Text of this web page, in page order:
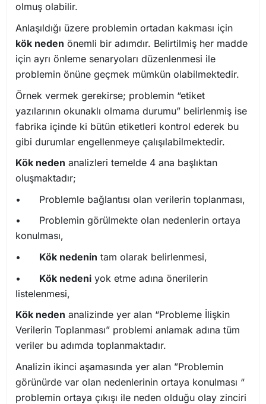
olmuş olabilir.
Anlaşıldığı üzere problemin ortadan kakması için
kök neden önemli bir adımdır. Belirtilmiş her madde
için ayrı önleme senaryoları düzenlenmesi ile
problemin önüne geçmek mümkün olabilmektedir.
Örnek vermek gerekirse; problemin “etiket
yazılarının okunaklı olmama durumu” belirlenmiş ise
fabrika içinde ki bütün etiketleri kontrol ederek bu
gibi durumlar engellenmeye çalışılabilmektedir.
Kök neden analizleri temelde 4 ana başlıktan
oluşmaktadır;
•
Problemle bağlantısı olan verilerin toplanması,
•
Problemin görülmekte olan nedenlerin ortaya
konulması,
•
Kök nedenin tam olarak belirlenmesi,
•
Kök nedeni yok etme adına önerilerin
listelenmesi,
Kök neden analizinde yer alan “Probleme İlişkin
Verilerin Toplanması” problemi anlamak adına tüm
veriler bu adımda toplanmaktadır.
Analizin ikinci aşamasında yer alan ”Problemin
görünürde var olan nedenlerinin ortaya konulması “
problemin ortaya çıkışı ile neden olduğu olay zinciri